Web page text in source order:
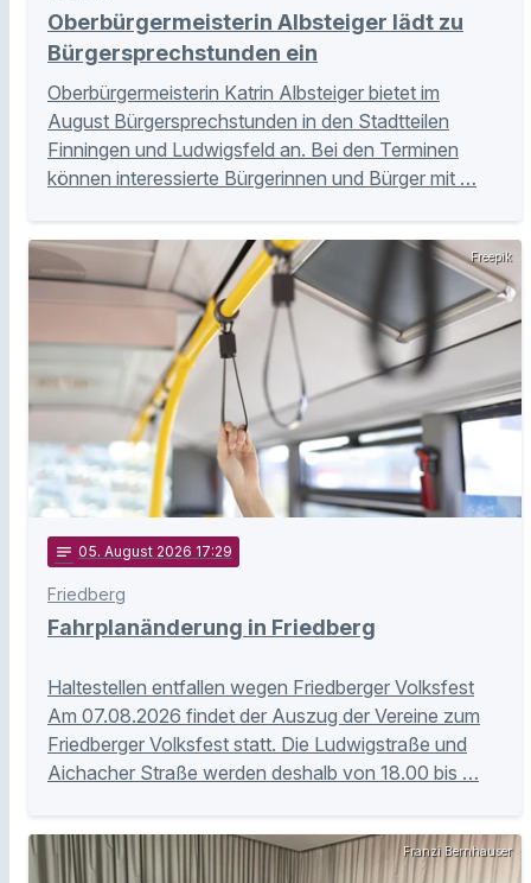
Oberbürgermeisterin Albsteiger lädt zu
Bürgersprechstunden ein
Oberbürgermeisterin Katrin Albsteiger bietet im
August Bürgersprechstunden in den Stadtteilen
Finningen und Ludwigsfeld an. Bei den Terminen
können interessierte Bürgerinnen und Bürger mit …
Freepik
notes 05. August 2026 17:29
Friedberg
Fahrplanänderung in Friedberg
Haltestellen entfallen wegen Friedberger Volksfest
Am 07.08.2026 findet der Auszug der Vereine zum
Friedberger Volksfest statt. Die Ludwigstraße und
Aichacher Straße werden deshalb von 18.00 bis …
Franzi Bernhauser